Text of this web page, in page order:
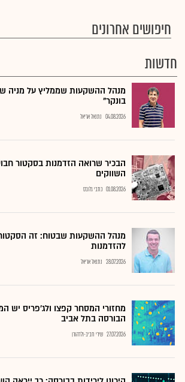
חיפושים אחרונים
חדשות
מנהל ההשקעות שממליץ על מניה
בונקר"
04.08.2026 נתנאל אריאל
הבכיר שרואה הזדמנות בסקטור
השווקים
01.08.2026 כתבי גלובס
מנהל ההשקעות שבטוח: זה
להזדמנות
28.07.2026 נתנאל אריאל
מחזורי המסחר קפצו ולג'פריס יש
הבורסה בתל אביב
27.07.2026 שירי חביב-ולדהורן